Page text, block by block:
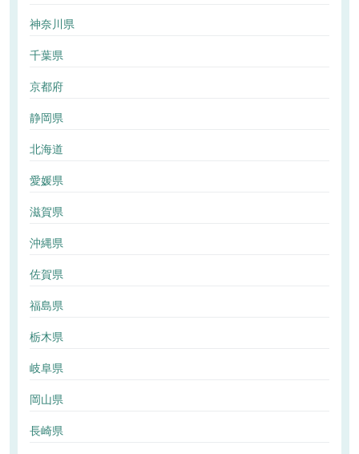
神奈川県
千葉県
京都府
静岡県
北海道
愛媛県
滋賀県
沖縄県
佐賀県
福島県
栃木県
岐阜県
岡山県
長崎県